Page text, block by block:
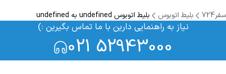
سفر724 بلیط اتوبوس بلیط اتوبوس undefined به undefined
نیاز به راهنمایی دارین با ما تماس بگیرین :)
021 52943000